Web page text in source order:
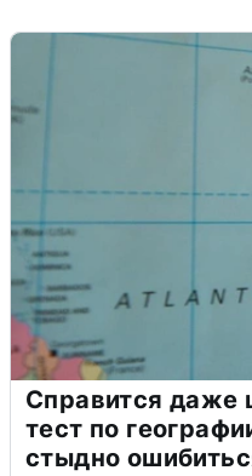
Справится даже
тест по
стыдно